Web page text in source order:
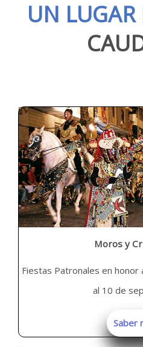
UN
Moros y
Fiestas Patronales en honor
al 10 de
Saber